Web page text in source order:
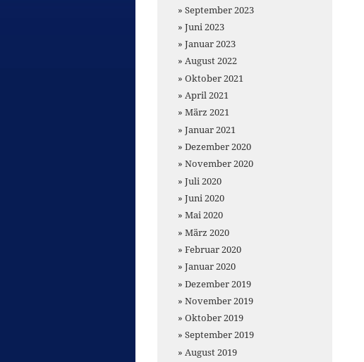
September 2023
Juni 2023
Januar 2023
August 2022
Oktober 2021
April 2021
März 2021
Januar 2021
Dezember 2020
November 2020
Juli 2020
Juni 2020
Mai 2020
März 2020
Februar 2020
Januar 2020
Dezember 2019
November 2019
Oktober 2019
September 2019
August 2019